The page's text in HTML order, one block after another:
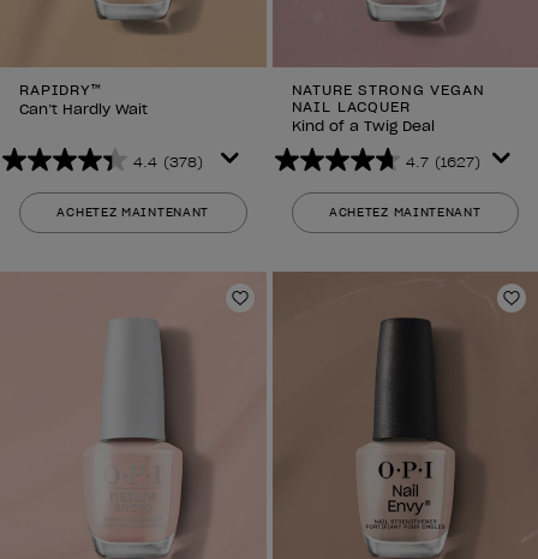
RAPIDRY™
Can’t Hardly Wait
4.4 (378)
4.4
sur
5
378
ACHETEZ MAINTENANT
NATURE STRONG VEGAN
NAIL LACQUER
Kind of a Twig Deal
4.7 (1627)
4.7
sur
5
1627
ACHETEZ MAINTENANT
Ajouter aux favoris